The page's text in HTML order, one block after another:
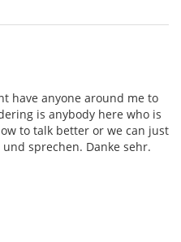
have anyone around me to
is anybody here who is
to talk better or we can just
sprechen. Danke sehr.